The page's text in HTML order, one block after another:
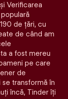
Verificarea
de țări, cu
de când am
a fost mereu
pe care
de
transformă în
încă, Tinder îți